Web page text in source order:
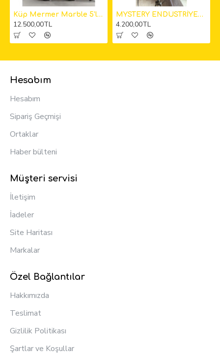
Küp Mermer Marble 5'li Sarkıt Avize 12cm
12.500,00TL
MYSTERY ENDÜSTRİYEL KAMERA LAMBADER
4.200,00TL
Hesabım
Hesabım
Sipariş Geçmişi
Ortaklar
Haber bülteni
Müşteri servisi
İletişim
İadeler
Site Haritası
Markalar
Özel Bağlantılar
Hakkımızda
Teslimat
Gizlilik Politikası
Şartlar ve Koşullar